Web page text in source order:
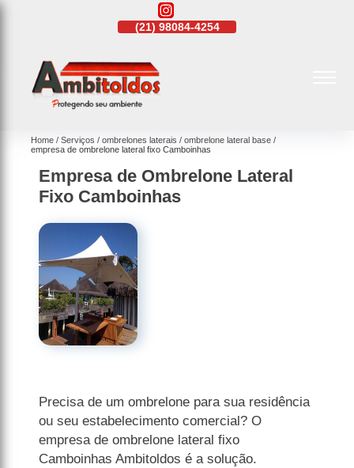
(21)98084-4254
Home Serviços ombrelones laterais
ombrelone lateral base
empresa de ombrelone lateral fixo Camboinhas
Empresa de Ombrelone Lateral
Fixo Camboinhas
Precisa de um ombrelone para sua residência
ou seu estabelecimento comercial? O
empresa de ombrelone lateral fixo
Camboinhas Ambitoldos é a solução.